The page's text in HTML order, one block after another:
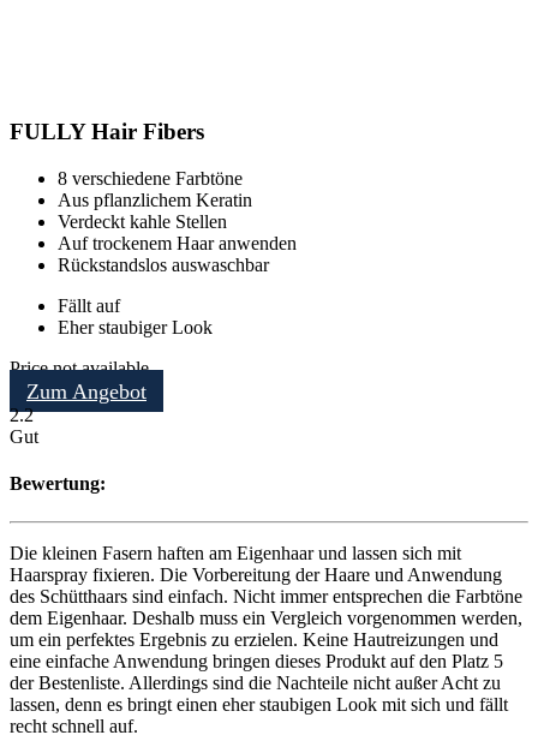
FULLY Hair Fibers
8 verschiedene Farbtöne
Aus pflanzlichem Keratin
Verdeckt kahle Stellen
Auf trockenem Haar anwenden
Rückstandslos auswaschbar
Fällt auf
Eher staubiger Look
Price not available
Zum Angebot
2.2
Gut
Bewertung:
Die kleinen Fasern haften am Eigenhaar und lassen sich mit
Haarspray fixieren. Die Vorbereitung der Haare und Anwendung
des Schütthaars sind einfach. Nicht immer entsprechen die Farbtöne
dem Eigenhaar. Deshalb muss ein Vergleich vorgenommen werden,
um ein perfektes Ergebnis zu erzielen. Keine Hautreizungen und
eine einfache Anwendung bringen dieses Produkt auf den Platz 5
der Bestenliste. Allerdings sind die Nachteile nicht außer Acht zu
lassen, denn es bringt einen eher staubigen Look mit sich und fällt
recht schnell auf.